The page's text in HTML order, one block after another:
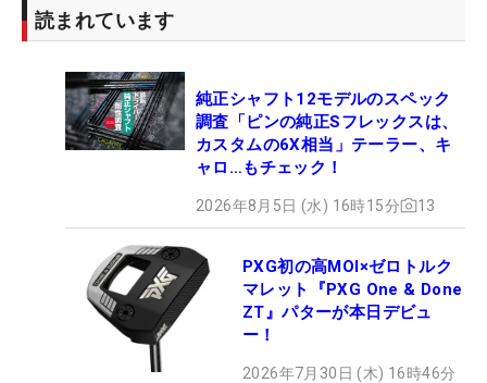
読まれています
純正シャフト12モデルのスペック
調査「ピンの純正Sフレックスは、
カスタムの6X相当」テーラー、キ
ャロ…もチェック！
2026年8月5日 (水) 16時15分 13
PXG初の高MOI×ゼロトルク
マレット『PXG One & Done
ZT』パターが本日デビュ
ー！
2026年7月30日 (木) 16時46分